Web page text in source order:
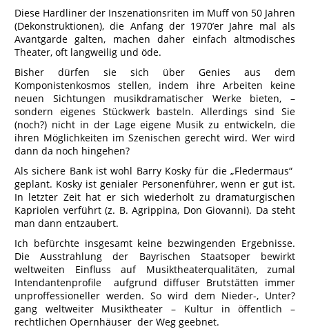
Diese Hardliner der Inszenationsriten im Muff von 50 Jahren
(Dekonstruktionen), die Anfang der 1970’er Jahre mal als
Avantgarde galten, machen daher einfach altmodisches
Theater, oft langweilig und öde.
Bisher dürfen sie sich über Genies aus dem
Komponistenkosmos stellen, indem ihre Arbeiten keine
neuen Sichtungen musikdramatischer Werke bieten, –
sondern eigenes Stückwerk basteln. Allerdings sind Sie
(noch?) nicht in der Lage eigene Musik zu entwickeln, die
ihren Möglichkeiten im Szenischen gerecht wird. Wer wird
dann da noch hingehen?
Als sichere Bank ist wohl Barry Kosky für die „Fledermaus“
geplant. Kosky ist genialer Personenführer, wenn er gut ist.
In letzter Zeit hat er sich wiederholt zu dramaturgischen
Kapriolen verführt (z. B. Agrippina, Don Giovanni). Da steht
man dann entzaubert.
Ich befürchte insgesamt keine bezwingenden Ergebnisse.
Die Ausstrahlung der Bayrischen Staatsoper bewirkt
weltweiten Einfluss auf Musiktheaterqualitäten, zumal
Intendantenprofile aufgrund diffuser Brutstätten immer
unproffessioneller werden. So wird dem Nieder-, Unter?
gang weltweiter Musiktheater – Kultur in öffentlich –
rechtlichen Opernhäuser der Weg geebnet.